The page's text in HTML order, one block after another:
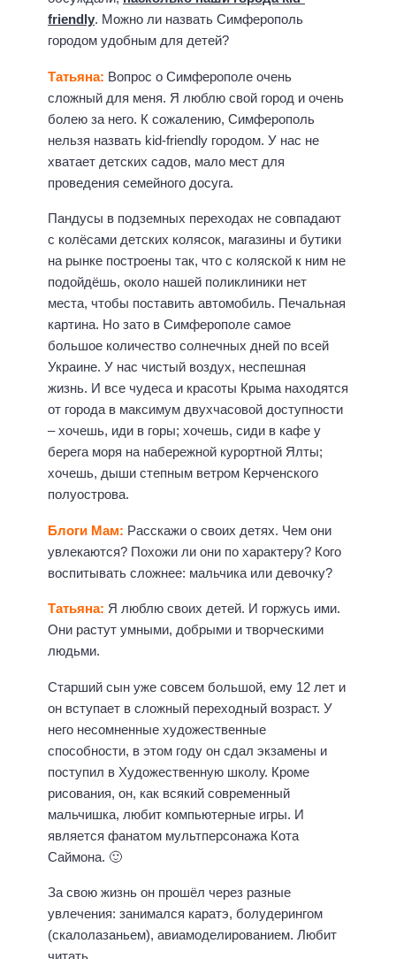
friendly. Можно ли назвать Симферополь
городом удобным для детей?
Татьяна: Вопрос о Симферополе очень
сложный для меня. Я люблю свой город и очень
болею за него. К сожалению, Симферополь
нельзя назвать kid-friendly городом. У нас не
хватает детских садов, мало мест для
проведения семейного досуга.
Пандусы в подземных переходах не совпадают
с колёсами детских колясок, магазины и бутики
на рынке построены так, что с коляской к ним не
подойдёшь, около нашей поликлиники нет
места, чтобы поставить автомобиль. Печальная
картина. Но зато в Симферополе самое
большое количество солнечных дней по всей
Украине. У нас чистый воздух, неспешная
жизнь. И все чудеса и красоты Крыма находятся
от города в максимум двухчасовой доступности
– хочешь, иди в горы; хочешь, сиди в кафе у
берега моря на набережной курортной Ялты;
хочешь, дыши степным ветром Керченского
полуострова.
Блоги Мам: Расскажи о своих детях. Чем они
увлекаются? Похожи ли они по характеру? Кого
воспитывать сложнее: мальчика или девочку?
Татьяна: Я люблю своих детей. И горжусь ими.
Они растут умными, добрыми и творческими
людьми.
Старший сын уже совсем большой, ему 12 лет и
он вступает в сложный переходный возраст. У
него несомненные художественные
способности, в этом году он сдал экзамены и
поступил в Художественную школу. Кроме
рисования, он, как всякий современный
мальчишка, любит компьютерные игры. И
является фанатом мультперсонажа Кота
Саймона. 🙂
За свою жизнь он прошёл через разные
увлечения: занимался каратэ, болудерингом
(скалолазаньем), авиамоделированием. Любит